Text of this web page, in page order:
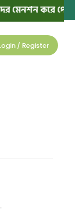
করে পোস্ট
/ Register